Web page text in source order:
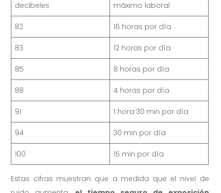
decibeles máximo laboral
82 16 horas por día
83 12 horas por día
85 8 horas por día
88 4 horas por día
91 1 hora 30 min por día
94 30 min por día
100 15 min por día
Estas cifras muestran que a medida que el nivel de